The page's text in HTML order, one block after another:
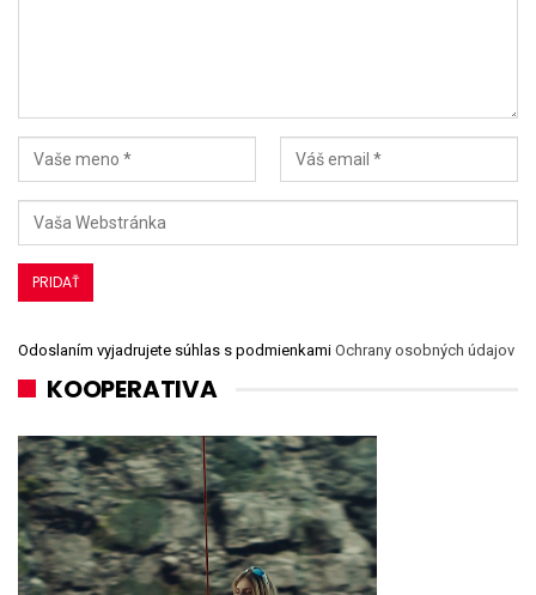
Odoslaním vyjadrujete súhlas s podmienkami Ochrany osobných údajov
KOOPERATIVA